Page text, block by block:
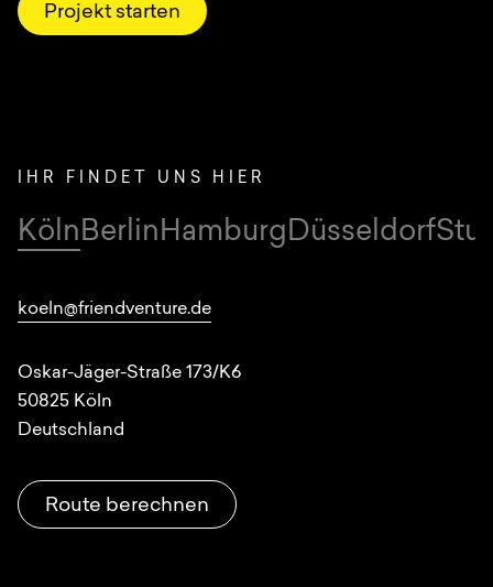
Projekt starten
IHR FINDET UNS HIER
Standorte
KölnBerlinHamburgDüsseldorf
koeln@friendventure.de
Oskar-Jäger-Straße 173/K6
50825 Köln
Deutschland
Route berechnen